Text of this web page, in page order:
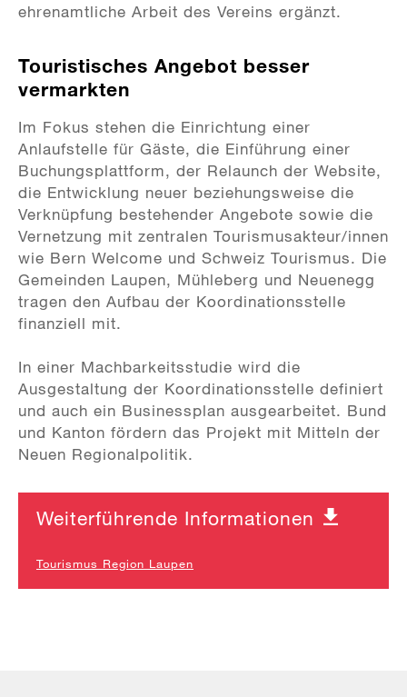
ehrenamtliche Arbeit des Vereins ergänzt.
Touristisches Angebot besser
vermarkten
Im Fokus stehen die Einrichtung einer
Anlaufstelle für Gäste, die Einführung einer
Buchungsplattform, der Relaunch der Website,
die Entwicklung neuer beziehungsweise die
Verknüpfung bestehender Angebote sowie die
Vernetzung mit zentralen Tourismusakteur/innen
wie Bern Welcome und Schweiz Tourismus. Die
Gemeinden Laupen, Mühleberg und Neuenegg
tragen den Aufbau der Koordinationsstelle
finanziell mit.
In einer Machbarkeitsstudie wird die
Ausgestaltung der Koordinationsstelle definiert
und auch ein Businessplan ausgearbeitet. Bund
und Kanton fördern das Projekt mit Mitteln der
Neuen Regionalpolitik.
Weiterführende Informationen
Tourismus Region Laupen